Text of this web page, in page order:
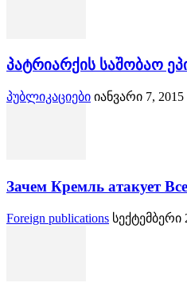
პატრიარქის საშობაო
პუბლიკაციები იანვარი 7, 2015
Зачем Кремль атакует
Foreign publications სექტემბერი